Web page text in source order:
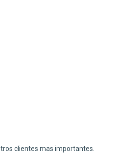
clientes mas importantes.